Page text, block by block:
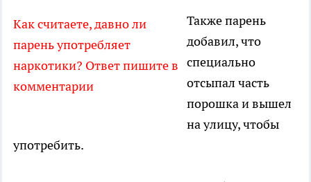
Как считаете, давно ли
парень употребляет
наркотики? Ответ пишите в
комментарии
Также парень
добавил, что
специально
отсыпал часть
порошка и вышел
на улицу, чтобы
употребить.